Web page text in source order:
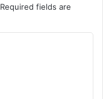
Required fields are